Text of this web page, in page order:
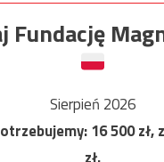
Fundację
Sierpień 2026
16 500zł,
zł.